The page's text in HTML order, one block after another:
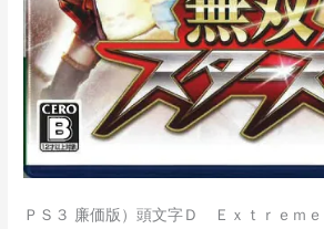
ＰＳ３ 廉価版）頭文字Ｄ Ｅｘｔｒｅｍｅ